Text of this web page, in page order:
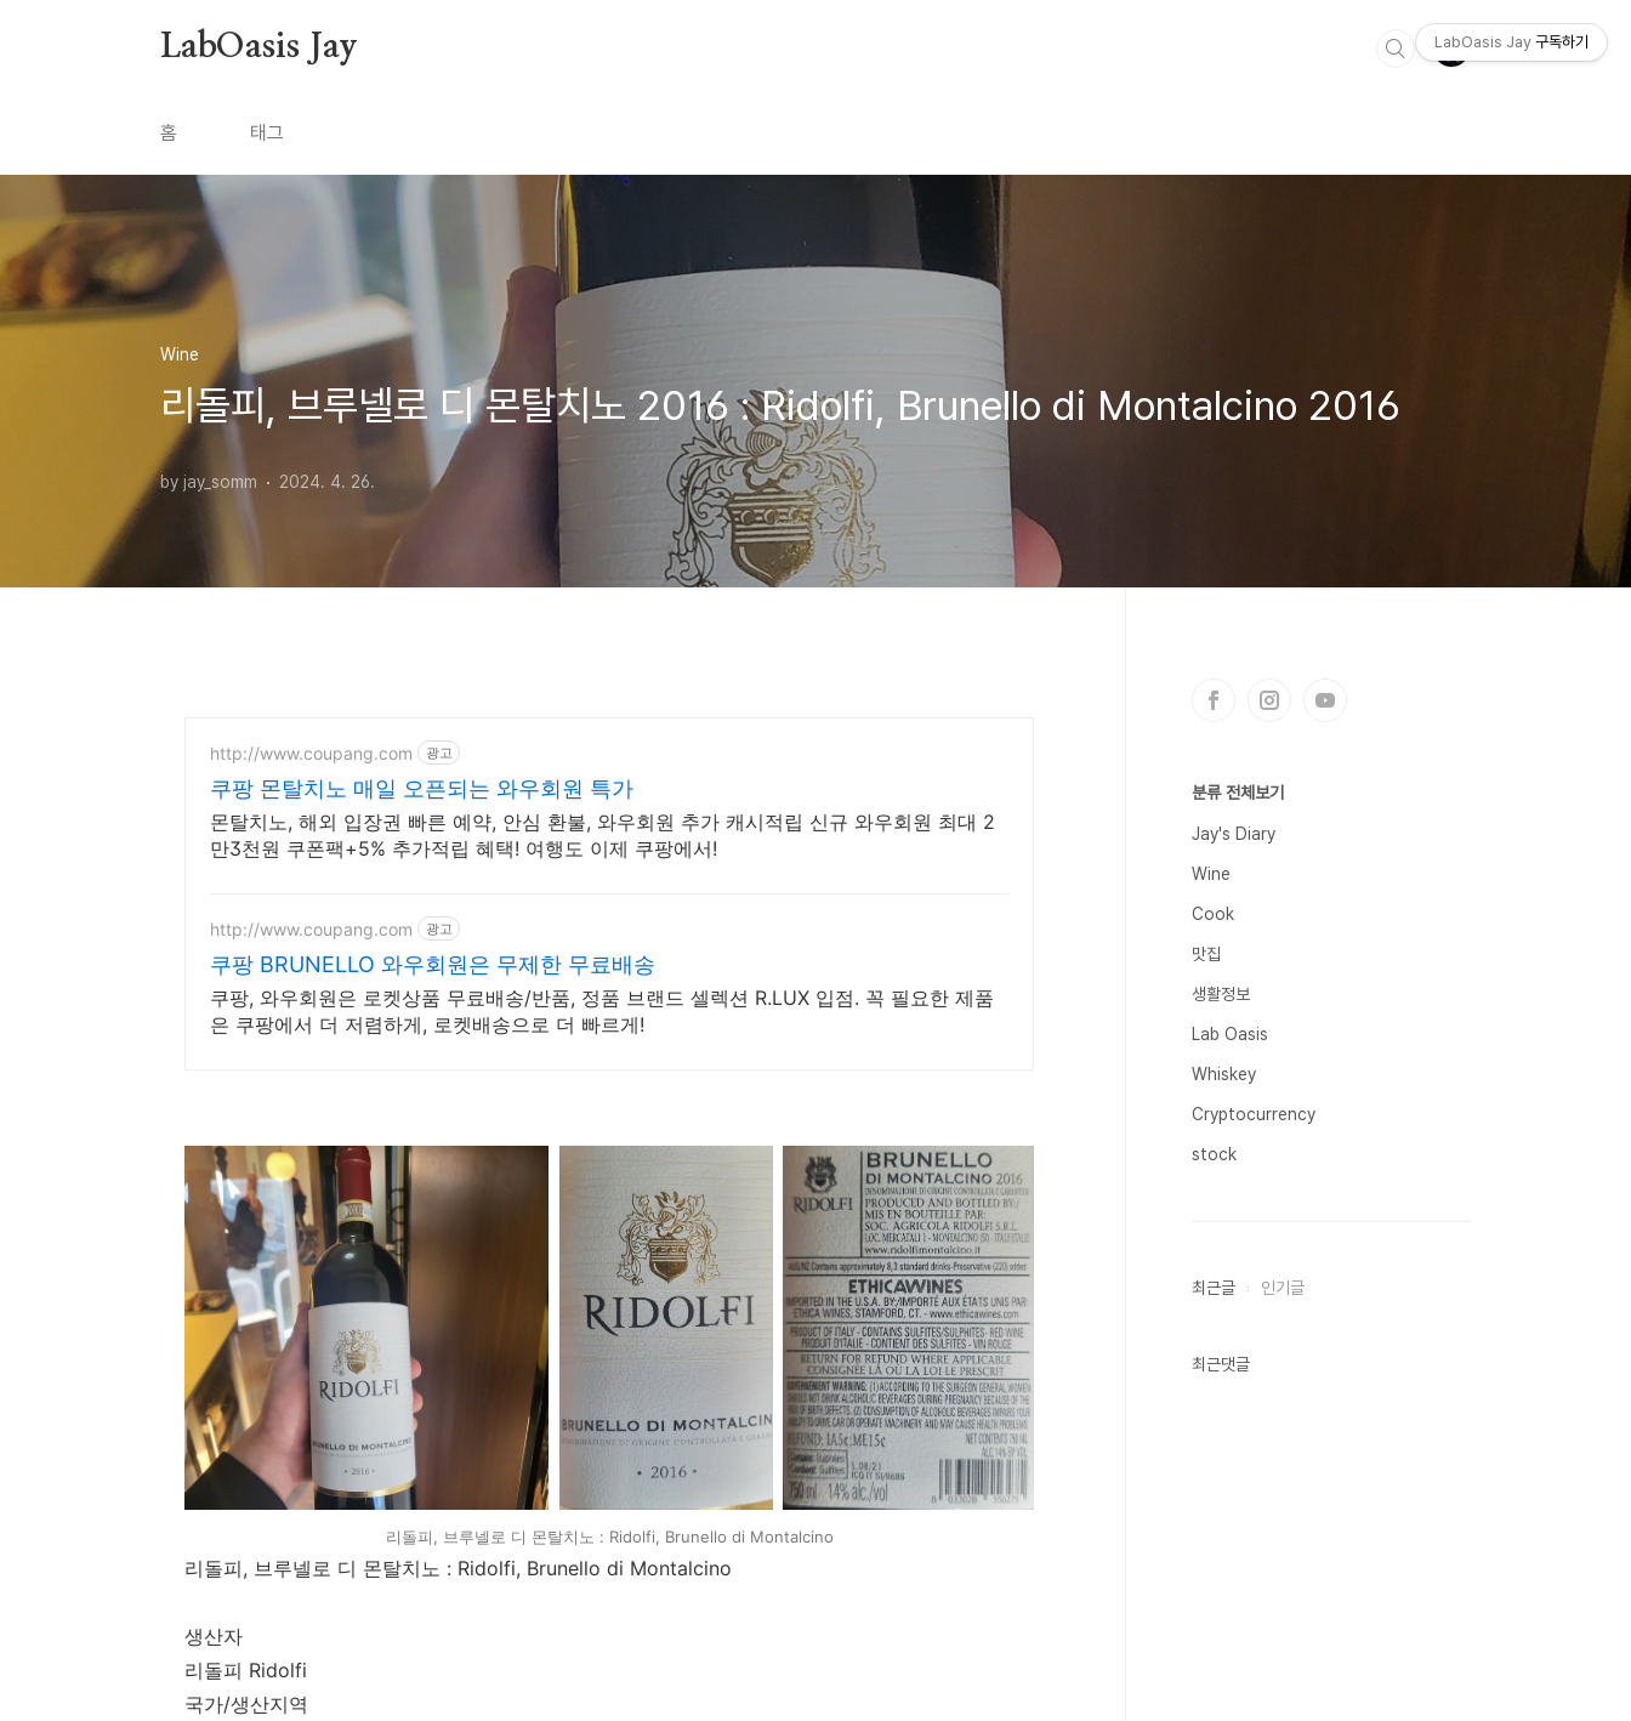
LabOasis Jay
홈 태그
Wine
리돌피, 브루넬로 디 몬탈치노 2016 : Ridolfi, Brunello di Montalcino 2016
by jay_somm 2024. 4. 26.
http://www.coupang.com 광고
쿠팡 몬탈치노 매일 오픈되는 와우회원 특가
몬탈치노, 해외 입장권 빠른 예약, 안심 환불, 와우회원 추가 캐시적립 신규 와우회원 최대 2
만3천원 쿠폰팩+5% 추가적립 혜택! 여행도 이제 쿠팡에서!
http://www.coupang.com 광고
쿠팡 BRUNELLO 와우회원은 무제한 무료배송
쿠팡, 와우회원은 로켓상품 무료배송/반품, 정품 브랜드 셀렉션 R.LUX 입점. 꼭 필요한 제품
은 쿠팡에서 더 저렴하게, 로켓배송으로 더 빠르게!
리돌피, 브루넬로 디 몬탈치노 : Ridolfi, Brunello di Montalcino
리돌피, 브루넬로 디 몬탈치노 : Ridolfi, Brunello di Montalcino
생산자
리돌피 Ridolfi
국가/생산지역
분류 전체보기
Jay's Diary
Wine
Cook
맛집
생활정보
Lab Oasis
Whiskey
Cryptocurrency
stock
최근글 인기글
최근댓글
LabOasis Jay 구독하기